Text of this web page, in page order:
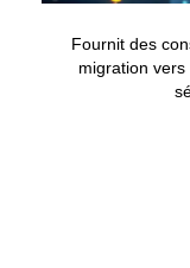
Fournit des
migration